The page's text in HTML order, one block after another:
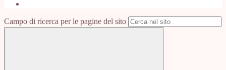
Campo di ricerca per le pagine del sito